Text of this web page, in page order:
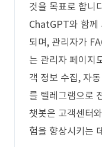
것을 목표로 합니
ChatGPT와 함께
되며, 관리자가
는 관리자 페이지
객 정보 수집, 자
를 텔레그램으로
챗봇은 고객센터
험을 향상시키는